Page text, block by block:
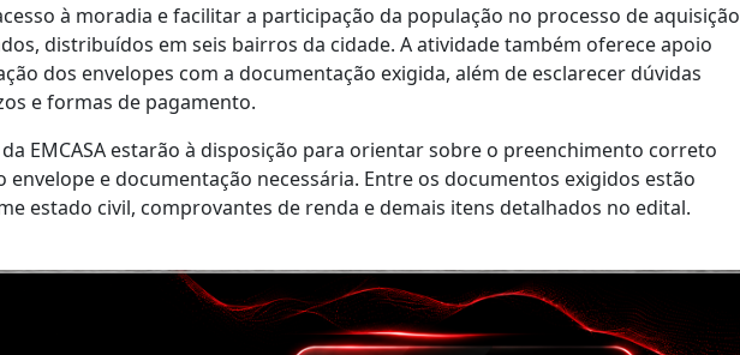
à moradia e facilitar a participação da população no processo de aquisição
distribuídos em seis bairros da cidade. A atividade também oferece apoio
dos envelopes com a documentação exigida, além de esclarecer dúvidas
e formas de pagamento.
EMCASA estarão à disposição para orientar sobre o preenchimento correto
e documentação necessária. Entre os documentos exigidos estão
estado civil, comprovantes de renda e demais itens detalhados no edital.